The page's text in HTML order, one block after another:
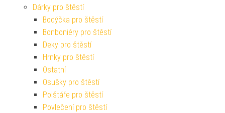
Dárky pro štěstí
Bodýčka pro štěstí
Bonboniéry pro štěstí
Deky pro štěstí
Hrnky pro štěstí
Ostatní
Osušky pro štěstí
Polštáře pro štěstí
Povlečení pro štěstí